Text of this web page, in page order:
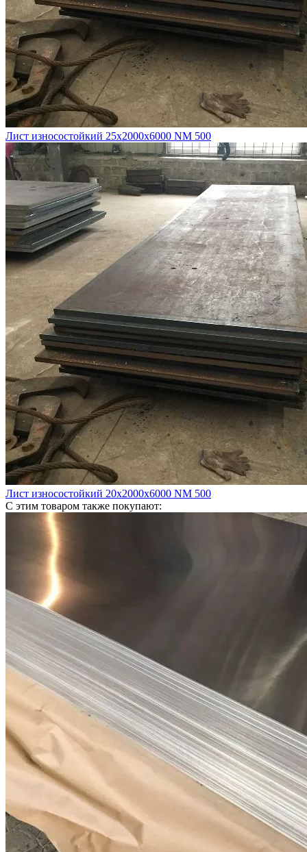
Лист износостойкий 25х2000х6000 NM 500
Лист износостойкий 20х2000х6000 NM 500
С этим товаром также покупают: